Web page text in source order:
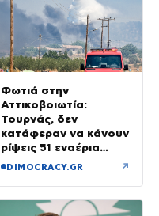
Φωτιά στην
Αττικοβοιωτία:
Τουρνάς, δεν
κατάφεραν να κάνουν
ρίψεις 51 εναέρια
μέσα
DIMOCRACY.GR ↗